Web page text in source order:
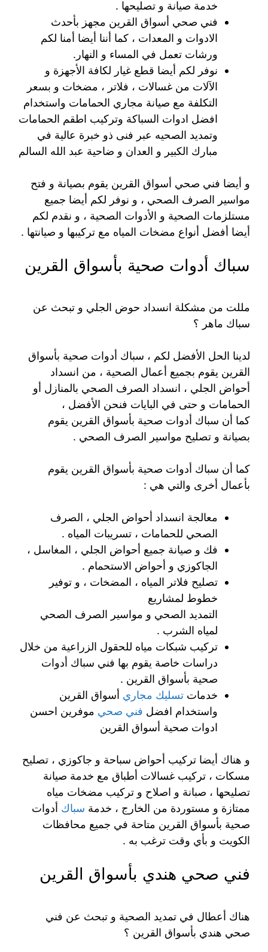
خدمة صيانة و تصليحها .
فني صحي أسواق القرين مجهز بأحدث
الادوات و المعدات ، كما أننا أيضا أمنا لكم
ورشات تعمل في المساء و النهار.
نوفر لكم أيضا قطع غيار لكافة الأجهزة و
الآلات من غسالات ، فلاتر ، مضخات و بسعر
التكلفة مع صيانة مجاري الحمامات واستخدام
افضل ادوات السباكة وتركيب اطقم الحمامات
وتمديد الصحيه عبر فنى ذو خبرة عالية في
مبارك الكبير و العدان و ضاحية عبد الله السالم
و أيضا فني صحي أسواق القرين يقوم بصيانة و فتح
مواسير الصرف الصحي ، و نوفر لكم أيضا جميع
مستلزمات الصحية و الأدوات الصحية ، و نقدم لكم
أيضا أفضل أنواع مضخات المياه مع تركيبها و صيانتها .
سباك أدوات صحية بأسواق القرين
مللت من مشكلة انسداد حوض الجلي و تبحث عن
سباك ماهر ؟
لدينا الحل الأفضل لكم ، سباك أدوات صحية بأسواق
القرين يقوم بجميع أعمال الصحية ، من انسداد
أحواض الجلي ، انسداد الصرف الصحي بالمنازل أو
الحمامات و حتى في البايات فنحن الأفضل ،
كما أن سباك أدوات صحية بأسواق القرين يقوم
بصيانة و تصليح مواسير الصرف الصحي .
كما أن سباك أدوات صحية بأسواق القرين يقوم
بأعمال أخرى والتي هي :
معالجة انسداد أحواض الجلي ، الصرف
الصحي للحمامات ، تسريبات المياه .
فك و صيانة جميع أحواض الجلي ، المغاسل ،
الجاكوزي و أحواض الاستحمام .
تصليح فلاتر المياه ، المضخات ، و توفير
خطوط لمشاريع
التمديد الصحي و مواسير الصرف الصحي
لمياه الشرب .
تركيب شبكات مياه للحقول الزراعية من خلال
دراسات خاصة يقوم بها فني سباك أدوات
صحية بأسواق القرين .
خدمات تسليك مجاري أسواق القرين
واستخدام افضل فني صحي موفرين احسن
ادوات صحية أسواق القرين
و هناك أيضا تركيب أحواض سباحة و جاكوزي ، تصليح
مسكات ، تركيب غسالات أطباق مع خدمة صيانة
تصليحها ، صبانة و اصلاح و تركيب مضخات مياه
ممتازة و مستوردة من الخارج ، خدمة سباك أدوات
صحية بأسواق القرين متاحة في جميع محافظات
الكويت و بأي وقت ترغب به .
فني صحي هندي بأسواق القرين
هناك أعطال في تمديد الصحية و تبحث عن فني
صحي هندي بأسواق القرين ؟